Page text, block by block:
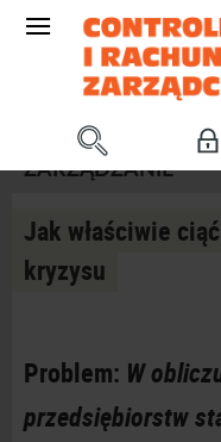
ZARZĄDZANIE
Jak właściwie
kryzysu
Problem: W
przedsiębiorstw